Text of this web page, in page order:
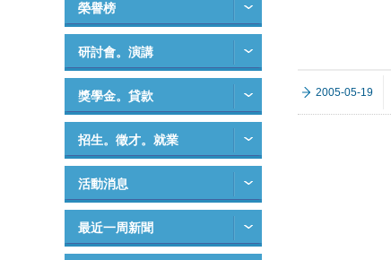
榮譽榜
研討會。演講
獎學金。貸款
招生。徵才。就業
活動消息
最近一周新聞
2005-05-19